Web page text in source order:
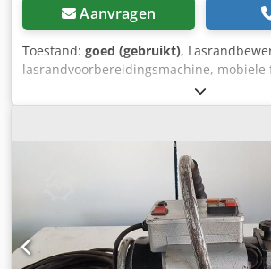
Aanvragen
Toestand: goed (gebruikt),
lasrandvoorbereidingsmachine, mobiele
Fabrikant: BDS, lasrandbewerker /
Type: SKF 20 -Vermogen: 1,1 kW -
Kistafmetingen: 460/355/H355 mm